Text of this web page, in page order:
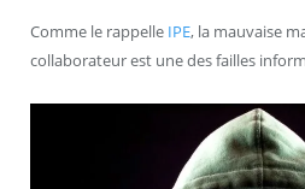
Comme le rappelle IPE, la mauvaise
collaborateur est une des failles